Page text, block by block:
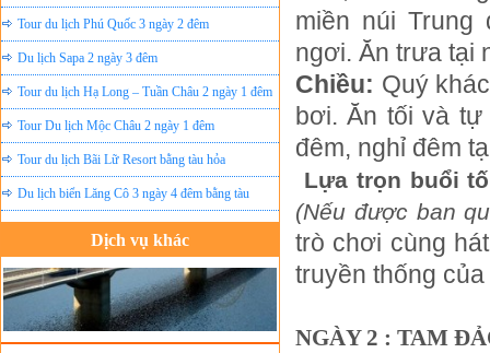
Tour du lịch Phú Quốc 3 ngày 2 đêm
Du lịch Sapa 2 ngày 3 đêm
Tour du lịch Hạ Long – Tuần Châu 2 ngày 1 đêm
Tour Du lịch Mộc Châu 2 ngày 1 đêm
Tour du lịch Bãi Lữ Resort bằng tàu hỏa
Du lịch biển Lăng Cô 3 ngày 4 đêm bằng tàu
Dịch vụ khác
Đặt vé máy bay giá rẻ
Tour du lịch lễ hội
Tour du Lịch Hà Giang
miền núi Trung
ngơi. Ăn trưa tại
Chiều: Quý
bơi. Ăn tối và
đêm, nghỉ đêm
Lựa trọn buổi
(Nếu được ban
trò chơi cùng
truyền thống
NGÀY 2 :